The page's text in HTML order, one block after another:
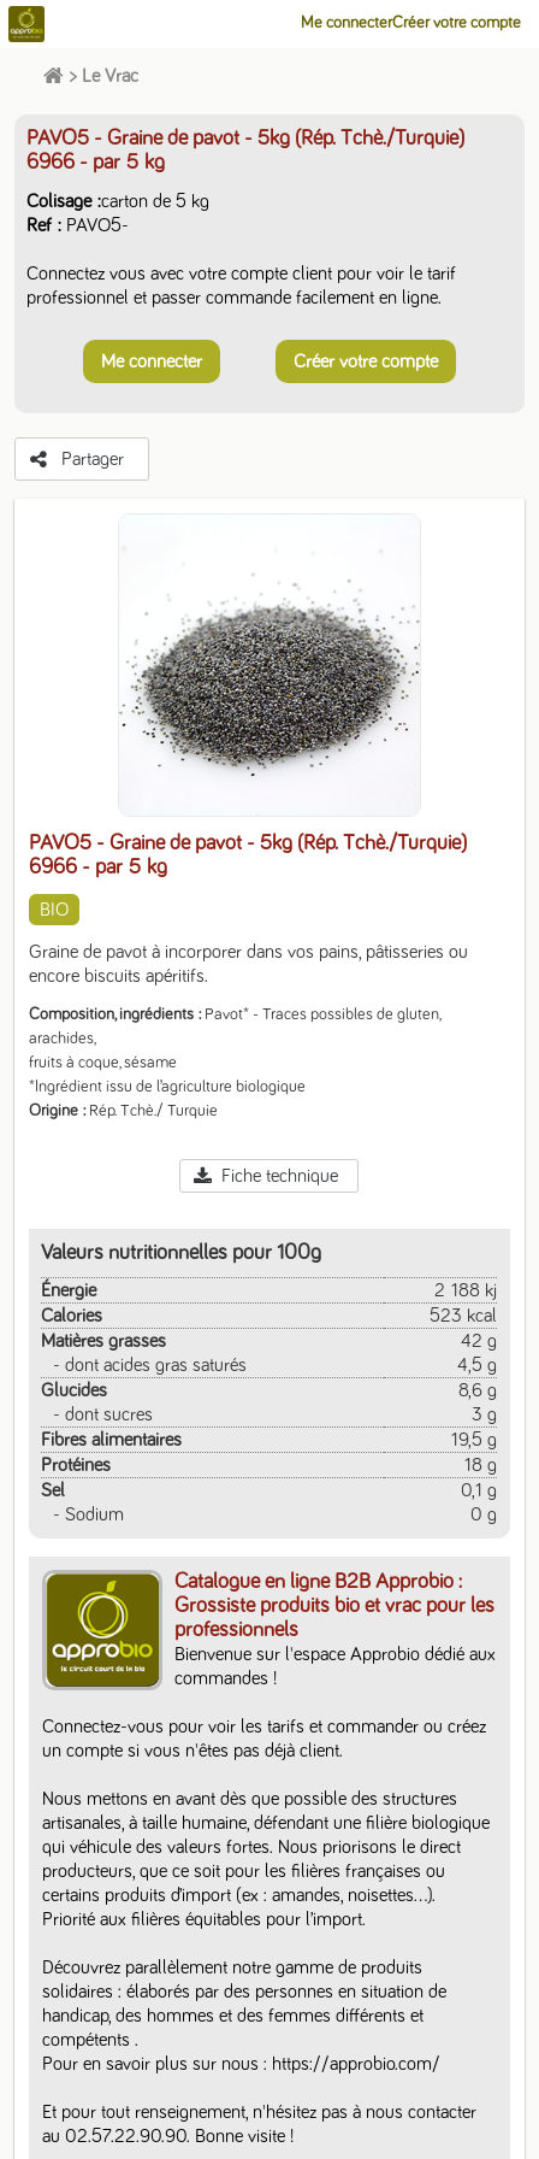
Me connecterCréer votre compte
> Le Vrac
PAVO5 - Graine de pavot - 5kg (Rép. Tchè./Turquie)
6966 - par 5 kg
BIO
Graine de pavot à incorporer dans vos pains, pâtisseries ou
encore biscuits apéritifs.
Composition, ingrédients
Pavot* - Traces possibles de gluten,
arachides,
fruits à coque, sésame
*Ingrédient issu de l’agriculture biologique
Origine
Rép. Tchè./ Turquie
Fiche technique
Valeurs nutritionnelles pour 100g
Énergie
2 188 kj
Calories
523 kcal
Matières grasses
42 g
- dont acides gras saturés
4,5 g
Glucides
8,6 g
- dont sucres
3 g
Fibres alimentaires
19,5 g
Protéines
18 g
Sel
0,1 g
- Sodium
0 g
Catalogue en ligne B2B Approbio :
Grossiste produits bio et vrac pour les
professionnels
Bienvenue sur l'espace Approbio dédié aux
commandes !
Connectez-vous pour voir les tarifs et commander ou créez
un compte si vous n'êtes pas déjà client.
Nous mettons en avant dès que possible des structures
artisanales, à taille humaine, défendant une filière biologique
qui véhicule des valeurs fortes. Nous priorisons le direct
producteurs, que ce soit pour les filières françaises ou
certains produits d’import (ex : amandes, noisettes…).
Priorité aux filières équitables pour l’import.
Découvrez parallèlement notre gamme de produits
solidaires : élaborés par des personnes en situation de
handicap, des hommes et des femmes différents et
compétents .
Pour en savoir plus sur nous : https://approbio.com/
Et pour tout renseignement, n'hésitez pas à nous contacter
PAVO5 - Graine de pavot - 5kg (Rép. Tchè./Turquie)
6966 - par 5 kg
Colisage carton de 5 kg
Ref
PAVO5-
Connectez vous avec votre compte client pour voir le tarif
professionnel et passer commande facilement en ligne.
Me connecter Créer votre compte
Partager